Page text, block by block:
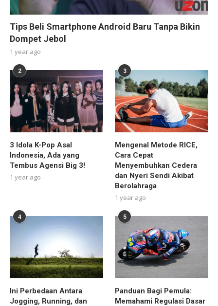
Tips Beli Smartphone Android Baru Tanpa Bikin
Dompet Jebol
1 year ago
2
3 Idola K-Pop Asal
Indonesia, Ada yang
Tembus Agensi Big 3!
1 year ago
3
Mengenal Metode RICE,
Cara Cepat
Menyembuhkan Cedera
dan Nyeri Sendi Akibat
Berolahraga
1 year ago
4
Ini Perbedaan Antara
Jogging, Running, dan
5
Panduan Bagi Pemula:
Memahami Regulasi Dasar